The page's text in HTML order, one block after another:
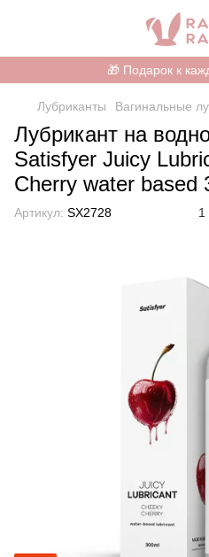
🎁 Подарок к
Лубриканты Вагинальные
Лубрикант на
Satisfyer Juicy
Cherry water based
Артикул: SX2728 1